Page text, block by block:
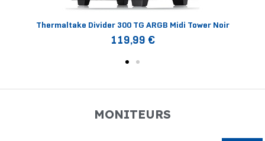
Thermaltake Divider 300 TG ARGB Midi Tower Noir
119,99 €
MONITEURS